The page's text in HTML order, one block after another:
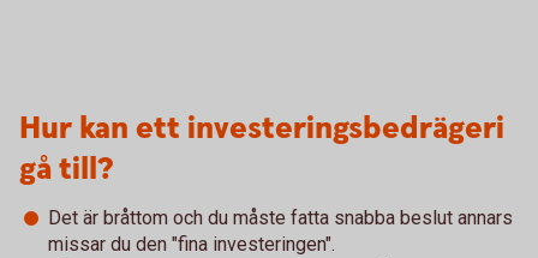
Hur kan ett investeringsbedrägeri
gå till?
Det är bråttom och du måste fatta snabba beslut annars
missar du den "fina investeringen".